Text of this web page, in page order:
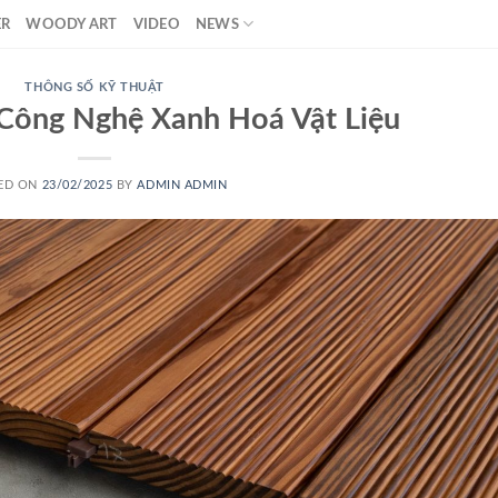
WOODY ART VIDEO NEWS
THÔNG SỐ KỸ THUẬT
Nghệ Xanh Hoá Vật Liệu
ON 23/02/2025 BYADMIN ADMIN